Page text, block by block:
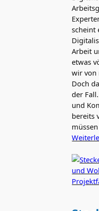
scheint
Arbeit
etwas
wir von
Doch
der
und
bereits